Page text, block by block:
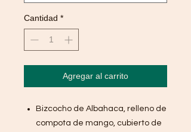
Cantidad *
Agregar al carrito
Bizcocho de Albahaca, relleno de
compota de mango, cubierto de